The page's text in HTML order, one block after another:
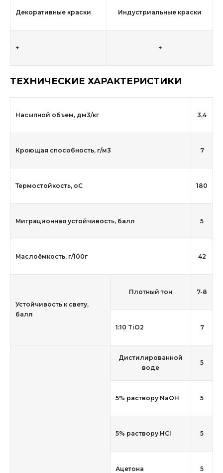
Декоративные краски Индустриальные краски
+ +
ТЕХНИЧЕСКИЕ ХАРАКТЕРИСТИКИ
Насыпной объем, дм3/кг 3,4
Кроющая способность, г/м3 7
Термостойкость, оС 180
Миграционная устойчивость, балл 5
Маслоёмкость, г/100г 42
Устойчивость к свету,
балл
Плотный тон 7-8
1:10 TiO2 7
Дистилированной
воде
5
5% раствору NaOH 5
5% раствору HCl 5
Ацетона 5